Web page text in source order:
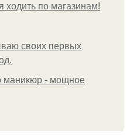
по магазинам!
своих первых
маникюр - мощное